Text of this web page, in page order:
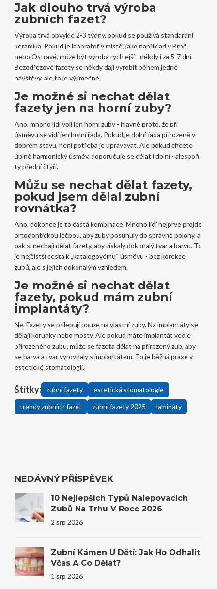
Jak dlouho trvá výroba
zubních fazet?
Výroba trvá obvykle 2-3 týdny, pokud se používá standardní
keramika. Pokud je laboratoř v místě, jako například v Brně
nebo Ostravě, může být výroba rychlejší - někdy i za 5-7 dní.
Bezodřezové fazety se někdy dají vyrobit během jedné
návštěvy, ale to je výjimečné.
Je možné si nechat dělat
fazety jen na horní zuby?
Ano, mnoho lidí volí jen horní zuby - hlavně proto, že při
úsměvu se vidí jen horní řada. Pokud je dolní řada přirozeně v
dobrém stavu, není potřeba je upravovat. Ale pokud chcete
úplně harmonický úsměv, doporučuje se dělat i dolní - alespoň
ty přední čtyři.
Můžu se nechat dělat fazety,
pokud jsem dělal zubní
rovnátka?
Ano, dokonce je to častá kombinace. Mnoho lidí nejprve projde
ortodontickou léčbou, aby zuby posunuly do správné polohy, a
pak si nechají dělat fazety, aby získaly dokonalý tvar a barvu. To
je nejčistší cesta k „katalogovému“ úsměvu - bez korekce
zubů, ale s jejich dokonalým vzhledem.
Je možné si nechat dělat
fazety, pokud mám zubní
implantáty?
Ne. Fazety se přilepují pouze na vlastní zuby. Na implantáty se
dělají korunky nebo mosty. Ale pokud máte implantát vedle
přirozeného zubu, může se fazeta dělat na přirozený zub, aby
se barva a tvar vyrovnaly s implantátem. To je běžná praxe v
estetické stomatologii.
Štítky: zubní fazety estetická stomatologie
trendy zubních fazet zubní fazety 2025 lamináty
NEDÁVNÝ PŘÍSPĚVEK
10 Nejlepších Typů Nalepovacích
Zubů Na Trhu V Roce 2026
2 srp 2026
Zubní Kámen U Dětí: Jak Ho Odhalit
Včas A Co Dělat?
1 srp 2026